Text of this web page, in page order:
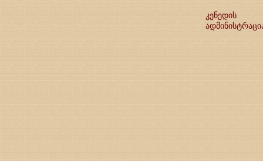
კენედის